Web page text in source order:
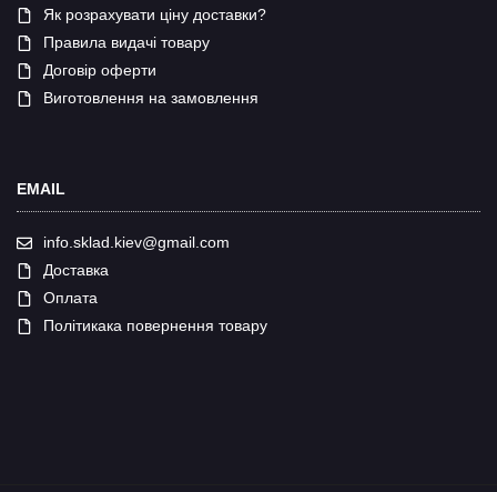
Як розрахувати ціну доставки?
Правила видачі товару
Договір оферти
Виготовлення на замовлення
EMAIL
info.sklad.kiev@gmail.com
Доставка
Оплата
Політикака повернення товару